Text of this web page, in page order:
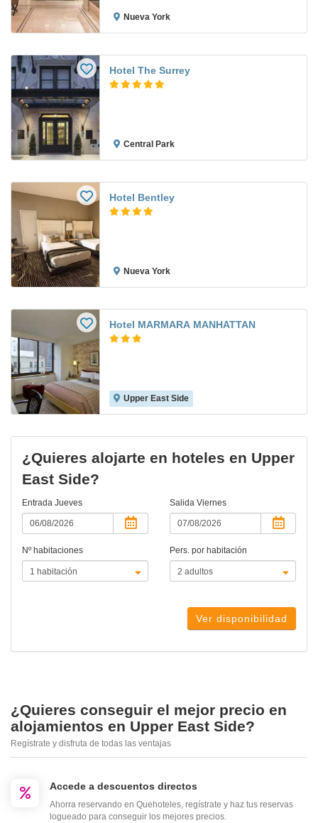
Nueva York
Hotel The Surrey
Central Park
Hotel Bentley
Nueva York
Hotel MARMARA MANHATTAN
Upper East Side
¿Quieres alojarte en hoteles en Upper
East Side?
Entrada Jueves Salida Viernes
Nº habitaciones Pers. por habitación
Ver disponibilidad
¿Quieres conseguir el mejor precio en
alojamientos en Upper East Side?
Regístrate y disfruta de todas las ventajas
Accede a descuentos directos
Ahorra reservando en Quehoteles, regístrate y haz tus reservas
logueado para conseguir los mejores precios.